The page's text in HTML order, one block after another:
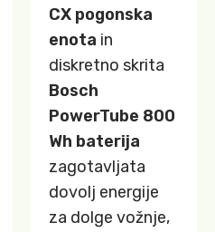
CX pogonska
enota in
diskretno skrita
Bosch
PowerTube 800
Wh baterija
zagotavljata
dovolj energije
za dolge vožnje,